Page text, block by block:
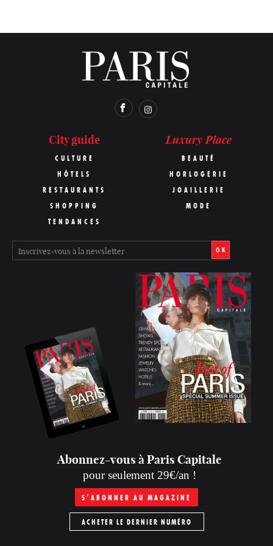
City guide
CULTURE
HÔTELS
RESTAURANTS
SHOPPING
TENDANCES
Luxury Place
BEAUTÉ
HORLOGERIE
JOAILLERIE
MODE
OK
Abonnez-vous à Paris Capitale
pour seulement 29€/an !
S’ABONNER AU MAGAZINE
ACHETER LE DERNIER NUMÉRO